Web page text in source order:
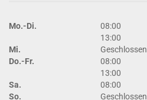
Mo.-Di. 08:00
13:00
Mi.
Geschlossen
Do.-Fr.
08:00
13:00
Sa.
08:00
So.
Geschlossen